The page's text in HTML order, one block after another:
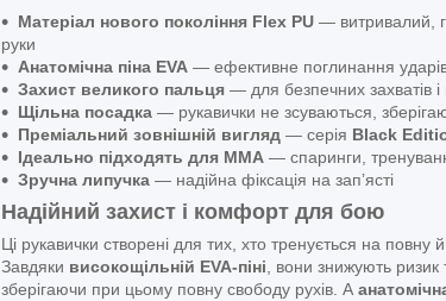
Матеріал нового покоління Flex PU — витривалий,
руки
Анатомічна піна EVA — ефективне поглинання ударів
Захист великого пальця — для безпечних захватів і
Щільна посадка — рукавички не зсуваються,
Преміальний зовнішній вигляд — серія Black
Ідеально підходять для ММА — спаринги,
Зручна липучка — надійна фіксація на зап’ясті
Надійний захист і комфорт для бою
Ці рукавички створені для тих, хто тренується на повну й
Завдяки високощільній EVA-піні, вони знижують ризик
зберігаючи при цьому повну свободу рухів. А